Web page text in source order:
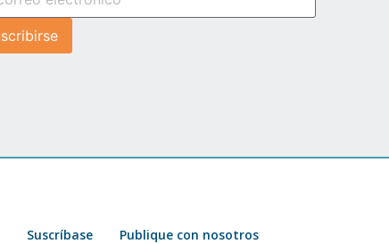
Suscríbase Publique con nosotros